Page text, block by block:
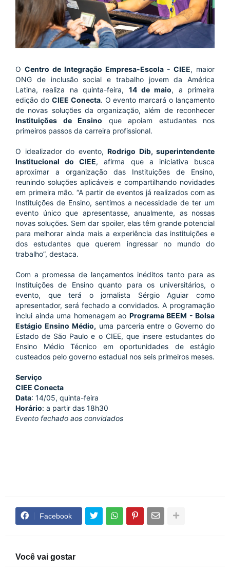
O Centro de Integração Empresa-Escola - CIEE, maior
ONG de inclusão social e trabalho jovem da América
Latina, realiza na quinta-feira, 14 de maio, a primeira
edição do CIEE Conecta. O evento marcará o lançamento
Instituições de Ensino que apoiam estudantes nos
primeiros passos da carreira profissional.
O idealizador do evento, Rodrigo Dib, superintendente
Institucional do CIEE, afirma que a iniciativa busca
aproximar a organização das Instituições de Ensino,
reunindo soluções aplicáveis e compartilhando novidades
em primeira mão. “A partir de eventos já realizados com as
Instituições de Ensino, sentimos a necessidade de ter um
evento único que apresentasse, anualmente, as nossas
novas soluções. Sem dar spoiler, elas têm grande potencial
para melhorar ainda mais a experiência das instituições e
dos estudantes que querem ingressar no mundo do
trabalho”, destaca.
Com a promessa de lançamentos inéditos tanto para as
Instituições de Ensino quanto para os universitários, o
evento, que terá o jornalista Sérgio Aguiar como
apresentador, será fechado a convidados. A programação
inclui ainda uma homenagem ao Programa BEEM - Bolsa
Estágio Ensino Médio, uma parceria entre o Governo do
Estado de São Paulo e o CIEE, que insere estudantes do
Ensino Médio Técnico em oportunidades de estágio
Serviço
CIEE Conecta
Data: 14/05, quinta-feira
Horário: a partir das 18h30
Evento fechado aos convidados
Facebook
Você vai gostar